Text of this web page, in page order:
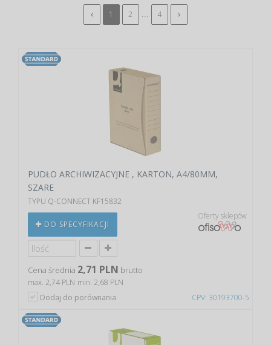
1 2 4
CPV: 30193700-5
PUDŁO ARCHIWIZACYJNE , KARTON, A4/80MM,
SZARE
TYPU Q-CONNECT KF15832
DO SPECYFIKACJI
Oferty sklepów
Cena średnia 2,71 PLN brutto
max. 2,74 PLN min. 2,68 PLN
Dodaj do porównania